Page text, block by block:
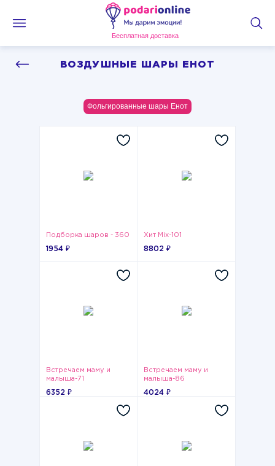
Бесплатная доставка
ВОЗДУШНЫЕ ШАРЫ ЕНОТ
Фольгированные шары Енот
Подборка шаров - 360
1954 ₽
Хит Mix-101
8802 ₽
Встречаем маму и
малыша-71
6352 ₽
Встречаем маму и
малыша-86
4024 ₽